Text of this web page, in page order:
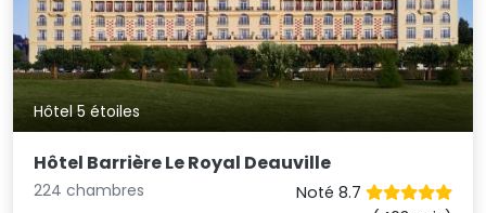
Hôtel 5 étoiles
Hôtel Barrière Le Royal Deauville
224 chambres
Noté 8.7